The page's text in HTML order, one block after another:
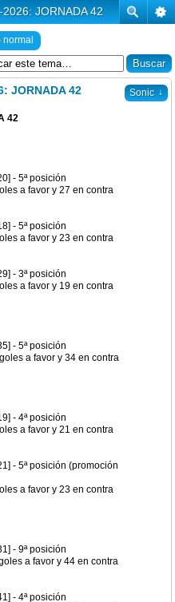
JORNADA 42
normal
Sonic ↓
JORNADA 42
42
- 5ª posición
a favor y 27 en contra
- 5ª posición
a favor y 23 en contra
- 3ª posición
a favor y 19 en contra
- 5ª posición
a favor y 34 en contra
- 4ª posición
a favor y 21 en contra
- 5ª posición (promoción
a favor y 23 en contra
- 9ª posición
a favor y 44 en contra
- 4ª posición